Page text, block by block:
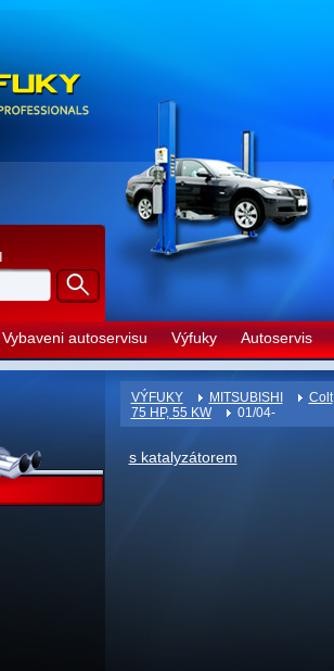
Vybaveni autoservisu Výfuky Autoservis
VÝFUKY MITSUBISHI Colt
75 HP, 55 KW
01/04-
s katalyzátorem